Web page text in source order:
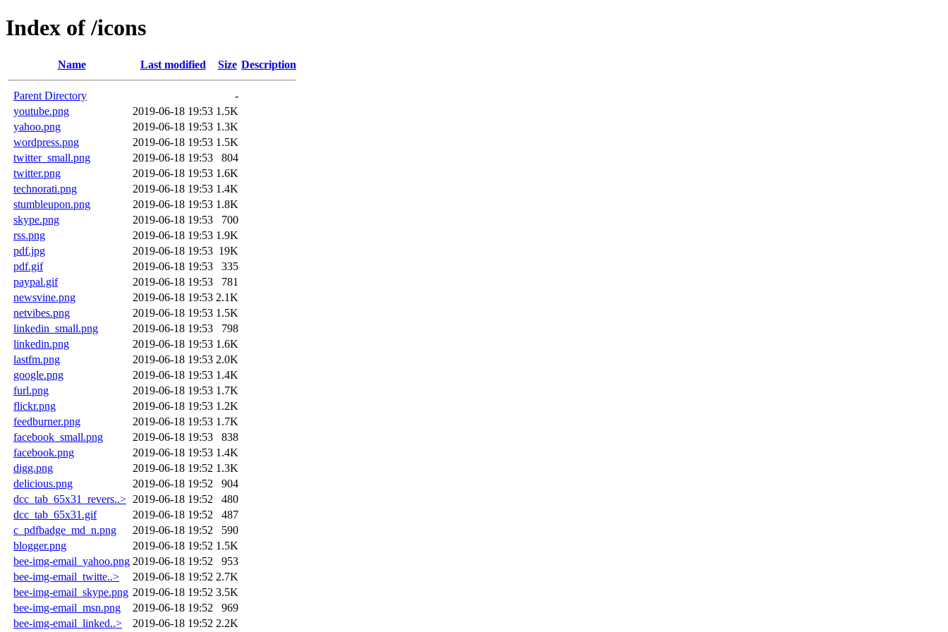
Index of /icons
Name Last modified Size Description
Parent Directory
-
youtube.png
2019-06-18 19:53 1.5K
yahoo.png
2019-06-18 19:53 1.3K
wordpress.png
2019-06-18 19:53 1.5K
twitter_small.png
2019-06-18 19:53
804
twitter.png
2019-06-18 19:53 1.6K
technorati.png
2019-06-18 19:53 1.4K
stumbleupon.png
2019-06-18 19:53 1.8K
skype.png
2019-06-18 19:53
700
rss.png
2019-06-18 19:53 1.9K
pdf.jpg
2019-06-18 19:53 19K
pdf.gif
2019-06-18 19:53
335
paypal.gif
2019-06-18 19:53
781
newsvine.png
2019-06-18 19:53 2.1K
netvibes.png
2019-06-18 19:53 1.5K
linkedin_small.png
2019-06-18 19:53
798
linkedin.png
2019-06-18 19:53 1.6K
lastfm.png
2019-06-18 19:53 2.0K
google.png
2019-06-18 19:53 1.4K
furl.png
2019-06-18 19:53 1.7K
flickr.png
2019-06-18 19:53 1.2K
feedburner.png
2019-06-18 19:53 1.7K
facebook_small.png
2019-06-18 19:53
838
facebook.png
2019-06-18 19:53 1.4K
digg.png
2019-06-18 19:52 1.3K
delicious.png
2019-06-18 19:52
904
dcc_tab_65x31_revers..> 2019-06-18 19:52
480
dcc_tab_65x31.gif
2019-06-18 19:52
487
c_pdfbadge_md_n.png
2019-06-18 19:52
590
blogger.png
2019-06-18 19:52 1.5K
bee-img-email_yahoo.png 2019-06-18 19:52
953
bee-img-email_twitte..>
2019-06-18 19:52 2.7K
bee-img-email_skype.png 2019-06-18 19:52 3.5K
bee-img-email_msn.png
2019-06-18 19:52
969
bee-img-email_linked..>
2019-06-18 19:52 2.2K